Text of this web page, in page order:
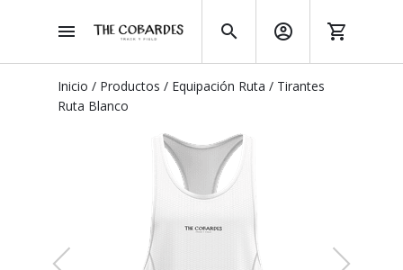
Inicio / Productos / Equipación Ruta / Tirantes
Ruta Blanco